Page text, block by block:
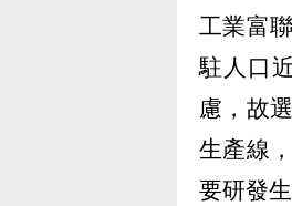
工業富
駐人口
慮，故
生產線
要研發